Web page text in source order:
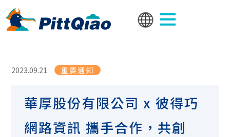
2023.09.21 重要通知
華厚股份有限公司 x 彼得巧
網路資訊 攜手合作，共創